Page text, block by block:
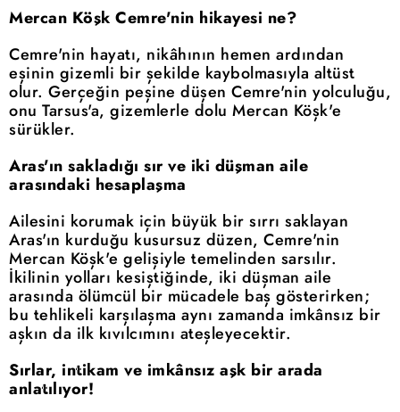
Mercan Köşk Cemre'nin hikayesi ne?
Cemre'nin hayatı, nikâhının hemen ardından
eşinin gizemli bir şekilde kaybolmasıyla altüst
olur. Gerçeğin peşine düşen Cemre'nin yolculuğu,
onu Tarsus'a, gizemlerle dolu Mercan Köşk'e
sürükler.
Aras'ın sakladığı sır ve iki düşman aile
arasındaki hesaplaşma
Ailesini korumak için büyük bir sırrı saklayan
Aras'ın kurduğu kusursuz düzen, Cemre'nin
Mercan Köşk'e gelişiyle temelinden sarsılır.
İkilinin yolları kesiştiğinde, iki düşman aile
arasında ölümcül bir mücadele baş gösterirken;
bu tehlikeli karşılaşma aynı zamanda imkânsız bir
aşkın da ilk kıvılcımını ateşleyecektir.
Sırlar, intikam ve imkânsız aşk bir arada
anlatılıyor!